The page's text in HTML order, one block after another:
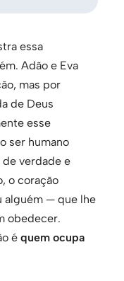
essa
Adão e Eva
mas por
de Deus
esse
ser humano
verdade e
o coração
alguém — que lhe
obedecer.
é quem ocupa